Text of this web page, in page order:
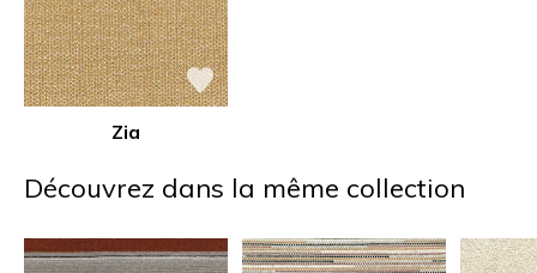
Zia
Découvrez dans la même collection